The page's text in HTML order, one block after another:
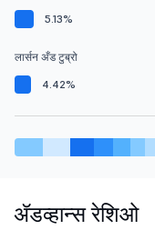
5.13%
लार्सन अँड टुब्रो
4.42%
ॲडव्हान्स रेशिओ